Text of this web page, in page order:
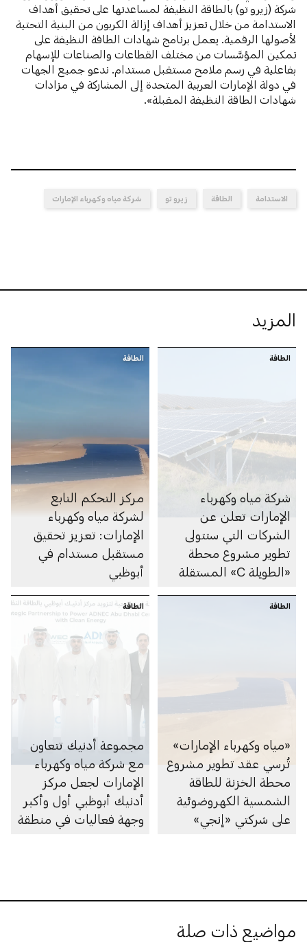
شركة (زيرو تو) بالطاقة النظيفة لمساعدتها على تحقيق أهداف
الاستدامة من خلال تعزيز أهداف إزالة الكربون من البنية التحتية
لأصولها الرقمية. يعمل برنامج شهادات الطاقة النظيفة على
تمكين المؤسَّسات من مختلف القطاعات والصناعات للإسهام
بفاعلية في رسم ملامح مستقبل مستدام. ندعو جميع الجهات
في دولة الإمارات العربية المتحدة إلى المشاركة في مزادات
شهادات الطاقة النظيفة المقبلة».
الاستدامة الطاقة زيرو تو شركة مياه وكهرباء الإمارات
المزيد
الطاقة
شركة مياه وكهرباء
الإمارات تعلن عن
الشركات التي ستتولى
تطوير مشروع محطة
«الطويلة C» المستقلة
الطاقة
مركز التحكم التابع
لشركة مياه وكهرباء
الإمارات: تعزيز تحقيق
مستقبل مستدام في
أبوظبي
الطاقة
«مياه وكهرباء الإمارات»
تُرسي عقد تطوير مشروع
محطة الخزنة للطاقة
الشمسية الكهروضوئية
على شركتي «إنجي»
الطاقة
مجموعة أدنيك تتعاون
مع شركة مياه وكهرباء
الإمارات لجعل مركز
أدنيك أبوظبي أول وأكبر
وجهة فعاليات في منطقة
مواضيع ذات صلة